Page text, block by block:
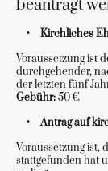
beantragt
• Kirchliches
Voraussetzung ist
durchgehender,
der letzten fünf
Gebühr:50 €
• Antrag auf
Voraussetzung ist,
stattgefunden hat